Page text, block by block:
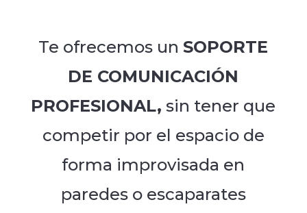
Te ofrecemos un SOPORTE
DE COMUNICACIÓN
PROFESIONAL, sin tener que
competir por el espacio de
forma improvisada en
paredes o escaparates